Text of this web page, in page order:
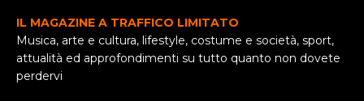
IL MAGAZINE A TRAFFICO LIMITATO
Musica, arte e cultura, lifestyle, costume e società, sport,
attualità ed approfondimenti su tutto quanto non dovete
perdervi